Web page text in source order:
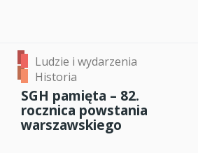
Ludzie i wydarzenia
Historia
SGH pamięta – 82.
rocznica powstania
warszawskiego